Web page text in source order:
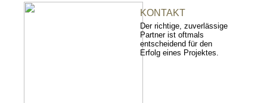
KONTAKT
Der richtige, zuverlässige
Partner ist oftmals
entscheidend für den
Erfolg eines Projektes.